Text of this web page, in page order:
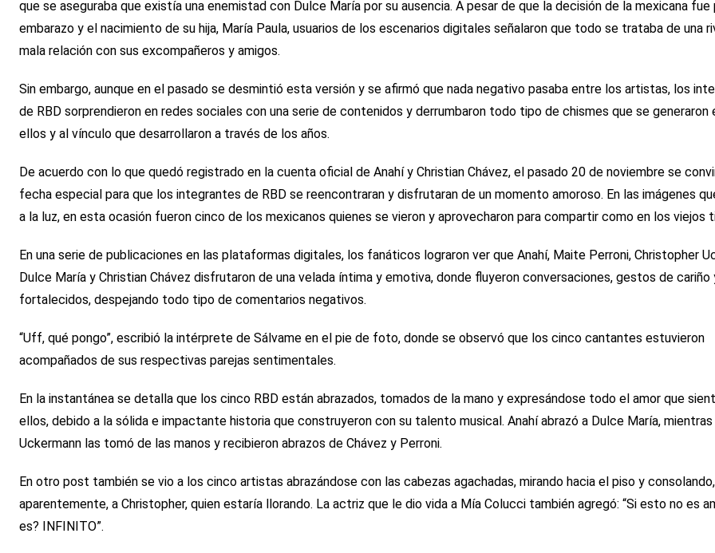
que se aseguraba que existía una enemistad con Dulce María por su ausencia. A pesar de que la decisión de la mexicana fue
embarazo y el nacimiento de su hija, María Paula, usuarios de los escenarios digitales señalaron que todo se trataba de una
mala relación con sus excompañeros y amigos.
Sin embargo, aunque en el pasado se desmintió esta versión y se afirmó que nada negativo pasaba entre los artistas, los
de RBD sorprendieron en redes sociales con una serie de contenidos y derrumbaron todo tipo de chismes que se generaron
ellos y al vínculo que desarrollaron a través de los años.
De acuerdo con lo que quedó registrado en la cuenta oficial de Anahí y Christian Chávez, el pasado 20 de noviembre se
fecha especial para que los integrantes de RBD se reencontraran y disfrutaran de un momento amoroso. En las imágenes
a la luz, en esta ocasión fueron cinco de los mexicanos quienes se vieron y aprovecharon para compartir como en los viejos
En una serie de publicaciones en las plataformas digitales, los fanáticos lograron ver que Anahí, Maite Perroni, Christopher
Dulce María y Christian Chávez disfrutaron de una velada íntima y emotiva, donde fluyeron conversaciones, gestos de cariño
fortalecidos, despejando todo tipo de comentarios negativos.
“Uff, qué pongo”, escribió la intérprete de Sálvame en el pie de foto, donde se observó que los cinco cantantes estuvieron
acompañados de sus respectivas parejas sentimentales.
En la instantánea se detalla que los cinco RBD están abrazados, tomados de la mano y expresándose todo el amor que
ellos, debido a la sólida e impactante historia que construyeron con su talento musical. Anahí abrazó a Dulce María, mientras
Uckermann las tomó de las manos y recibieron abrazos de Chávez y Perroni.
En otro post también se vio a los cinco artistas abrazándose con las cabezas agachadas, mirando hacia el piso y consolando,
aparentemente, a Christopher, quien estaría llorando. La actriz que le dio vida a Mía Colucci también agregó: “Si esto no es
es? INFINITO”.